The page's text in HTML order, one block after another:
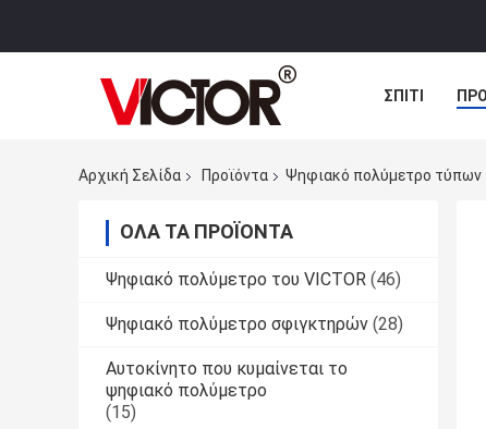
ΣΠΊΤΙ
Αρχική Σελίδα
Προϊόντα Ψηφιακό πολύμετρο τύπων
ΌΛΑ ΤΑ ΠΡΟΪΌΝΤΑ
Ψηφιακό πολύμετρο του VICTOR (46)
Ψηφιακό πολύμετρο σφιγκτηρών (28)
Αυτοκίνητο που κυμαίνεται το
ψηφιακό πολύμετρο
(15)